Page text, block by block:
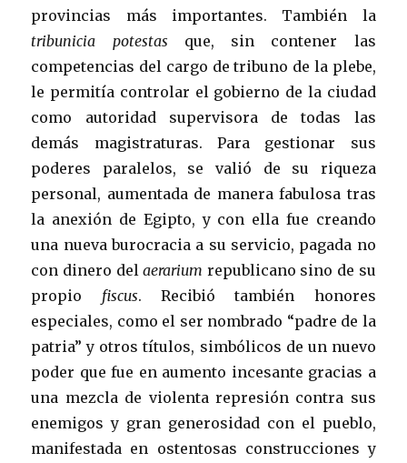
provincias más importantes. También la
tribunicia potestas que, sin contener las
competencias del cargo de tribuno de la plebe,
le permitía controlar el gobierno de la ciudad
como autoridad supervisora de todas las
demás magistraturas. Para gestionar sus
poderes paralelos, se valió de su riqueza
personal, aumentada de manera fabulosa tras
la anexión de Egipto, y con ella fue creando
una nueva burocracia a su servicio, pagada no
con dinero del aerarium republicano sino de su
propio fiscus. Recibió también honores
especiales, como el ser nombrado “padre de la
patria” y otros títulos, simbólicos de un nuevo
poder que fue en aumento incesante gracias a
una mezcla de violenta represión contra sus
enemigos y gran generosidad con el pueblo,
manifestada en ostentosas construcciones y